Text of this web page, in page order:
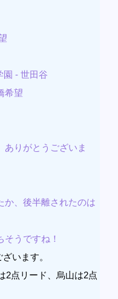
園 - 世田谷
希望
ありがとうございま
か、後半離されたのは
うですね！
います。
2点リード、烏山は2点